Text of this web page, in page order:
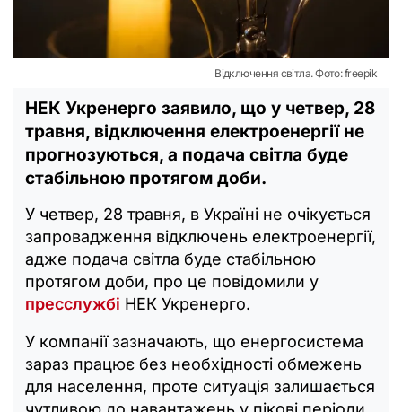
Відключення світла. Фото: freepik
НЕК Укренерго заявило, що у четвер, 28
травня, відключення електроенергії не
прогнозуються, а подача світла буде
стабільною протягом доби.
У четвер, 28 травня, в Україні не очікується
запровадження відключень електроенергії,
адже подача світла буде стабільною
протягом доби, про це повідомили у
пресслужбі НЕК Укренерго.
У компанії зазначають, що енергосистема
зараз працює без необхідності обмежень
для населення, проте ситуація залишається